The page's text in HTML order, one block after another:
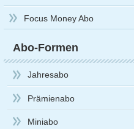
Focus Money Abo
Abo-Formen
Jahresabo
Prämienabo
Miniabo